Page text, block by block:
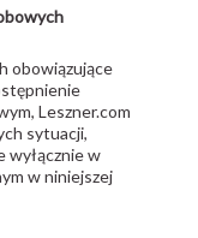
obowiązujące
Leszner.com
sytuacji,
wyłącznie w
w niniejszej